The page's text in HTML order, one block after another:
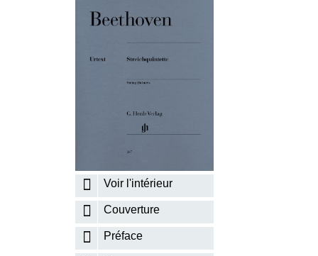
Voir l'intérieur
Couverture
Préface